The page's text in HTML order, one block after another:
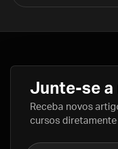
Junte-se a
Receba novos
cursos diretamente